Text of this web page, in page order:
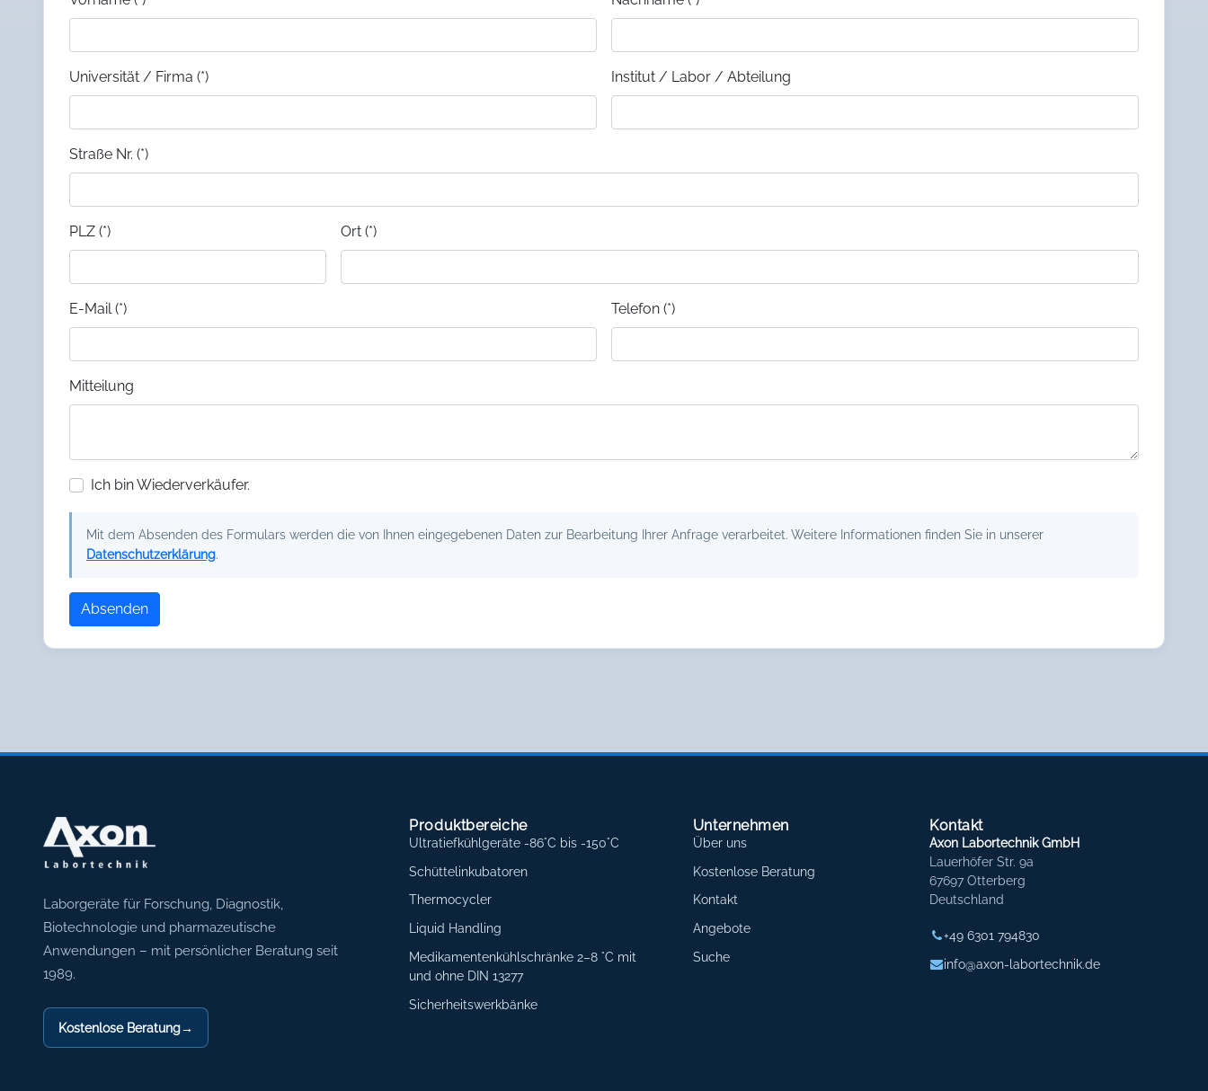
Universität / Firma (*) Institut / Labor / Abteilung
Straße Nr. (*)
PLZ (*) Ort (*)
E-Mail (*) Telefon (*)
Mitteilung
Ich bin Wiederverkäufer.
Mit dem Absenden des Formulars werden die von Ihnen eingegebenen Daten zur Bearbeitung Ihrer Anfrage verarbeitet. Weitere Informationen finden Sie in unserer
Datenschutzerklärung.
Absenden
Axon Labortechnik
Laborgeräte für Forschung, Diagnostik,
Biotechnologie und pharmazeutische
Anwendungen – mit persönlicher Beratung seit
1989.
Kostenlose Beratung→
Produktbereiche
Ultratiefkühlgeräte -86°C bis -150°C
Schüttelinkubatoren
Thermocycler
Liquid Handling
Medikamentenkühlschränke 2–8 °C mit
und ohne DIN 13277
Sicherheitswerkbänke
Unternehmen
Über uns
Kostenlose Beratung
Kontakt
Angebote
Suche
Kontakt
Axon Labortechnik GmbH
Lauerhöfer Str. 9a
67697 Otterberg
Deutschland
+49 6301 794830
info@axon-labortechnik.de